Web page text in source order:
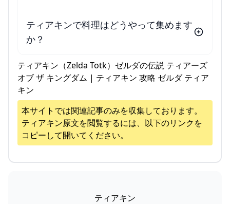
ティアキンで料理はどうやって集めます
か？
ティアキン（Zelda Totk）ゼルダの伝説 ティアーズ
オブ ザ キングダム | ティアキン 攻略 ゼルダ ティア
キン
本サイトでは関連記事のみを収集しております。
ティアキン原文を閲覧するには、以下のリンクを
コピーして開いてください。
ティアキン